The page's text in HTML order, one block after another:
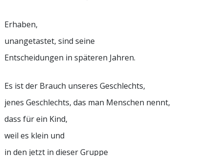
Erhaben,
unangetastet, sind seine
Entscheidungen in späteren Jahren.
Es ist der Brauch unseres Geschlechts,
jenes Geschlechts, das man Menschen nennt,
dass für ein Kind,
weil es klein und
in den jetzt in dieser Gruppe